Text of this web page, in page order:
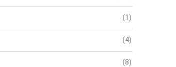
(1)
(4)
(8)